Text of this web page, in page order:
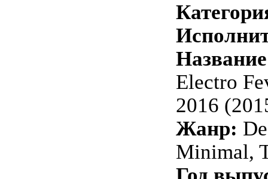
Electro
2016
Жанр:
Minimal,